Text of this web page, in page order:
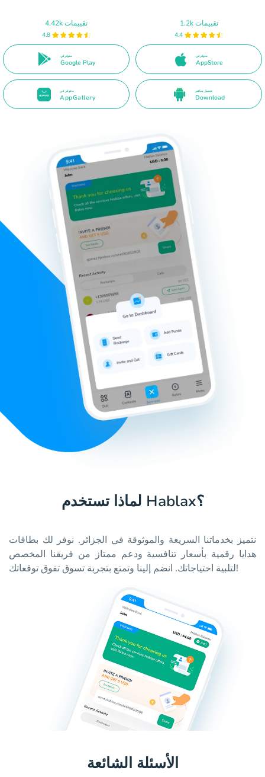
4.42k تقييمات
4.8
متوفر في
Google Play
1.2k تقييمات
4.4
متوفر في
AppStore
متوفر في
AppGallery
تحميل مباشر
Download
لماذا تستخدم Hablax؟
نتميز بخدماتنا السريعة والموثوقة في الجزائر. نوفر لك بطاقات
هدايا رقمية بأسعار تنافسية ودعم ممتاز من فريقنا المخصص
لتلبية احتياجاتك. انضم إلينا وتمتع بتجربة تسوق تفوق توقعاتك!
الأسئلة الشائعة